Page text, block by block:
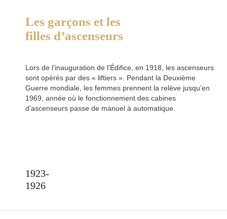
Les garçons et les
filles d’ascenseurs
Lors de l’inauguration de l’Édifice, en 1918, les ascenseurs
sont opérés par des « liftiers ». Pendant la Deuxième
Guerre mondiale, les femmes prennent la relève jusqu’en
1969, année où le fonctionnement des cabines
d’ascenseurs passe de manuel à automatique.
1923-
1926